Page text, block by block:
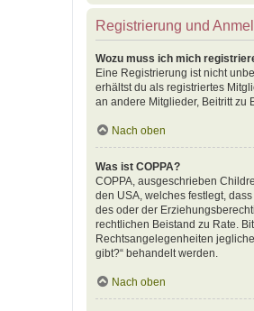
Registrierung und
Wozu muss ich mich
Eine Registrierung ist nicht
erhältst du als registriertes
an andere Mitglieder, Beitritt zu
Nach oben
Was ist COPPA?
COPPA, ausgeschrieben
den USA, welches festlegt,
des oder der
rechtlichen Beistand zu Rate.
Rechtsangelegenheiten
gibt?“ behandelt werden.
Nach oben